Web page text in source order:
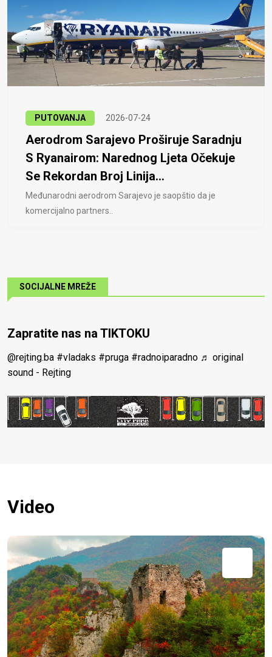
PUTOVANJA 2026-07-24
Aerodrom Sarajevo Proširuje Saradnju
S Ryanairom: Narednog Ljeta Očekuje
Se Rekordan Broj Linija...
Međunarodni aerodrom Sarajevo je saopštio da je
komercijalno partners..
SOCIJALNE MREŽE
Zapratite nas na TIKTOKU
@rejting.ba #vladaks #pruga #radnoiparadno ♬ original
sound - Rejting
Video